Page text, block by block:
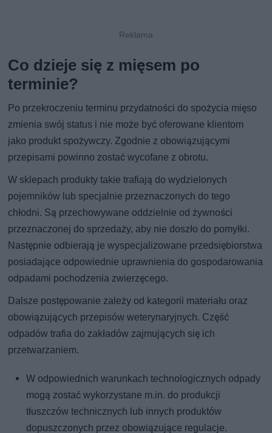
Co dzieje się z mięsem po
terminie?
Po przekroczeniu terminu przydatności do spożycia mięso
zmienia swój status i nie może być oferowane klientom
jako produkt spożywczy. Zgodnie z obowiązującymi
przepisami powinno zostać wycofane z obrotu.
W sklepach produkty takie trafiają do wydzielonych
pojemników lub specjalnie przeznaczonych do tego
chłodni. Są przechowywane oddzielnie od żywności
przeznaczonej do sprzedaży, aby nie doszło do pomyłki.
Następnie odbierają je wyspecjalizowane przedsiębiorstwa
posiadające odpowiednie uprawnienia do gospodarowania
odpadami pochodzenia zwierzęcego.
Dalsze postępowanie zależy od kategorii materiału oraz
obowiązujących przepisów weterynaryjnych. Część
odpadów trafia do zakładów zajmujących się ich
przetwarzaniem.
W odpowiednich warunkach technologicznych odpady
mogą zostać wykorzystane m.in. do produkcji
tłuszczów technicznych lub innych produktów
dopuszczonych przez obowiązujące regulacje.